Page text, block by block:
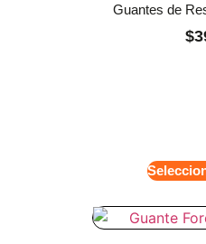
Guantes de
$